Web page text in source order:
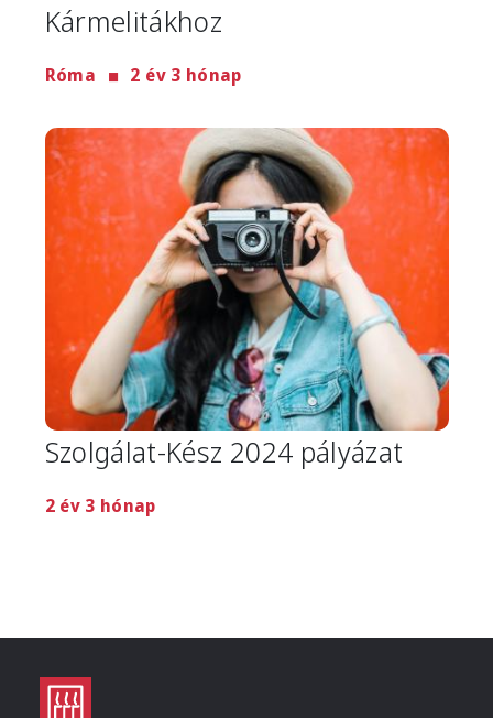
Kármelitákhoz
Róma 2 év 3 hónap
Image
Szolgálat-Kész 2024 pályázat
2 év 3 hónap